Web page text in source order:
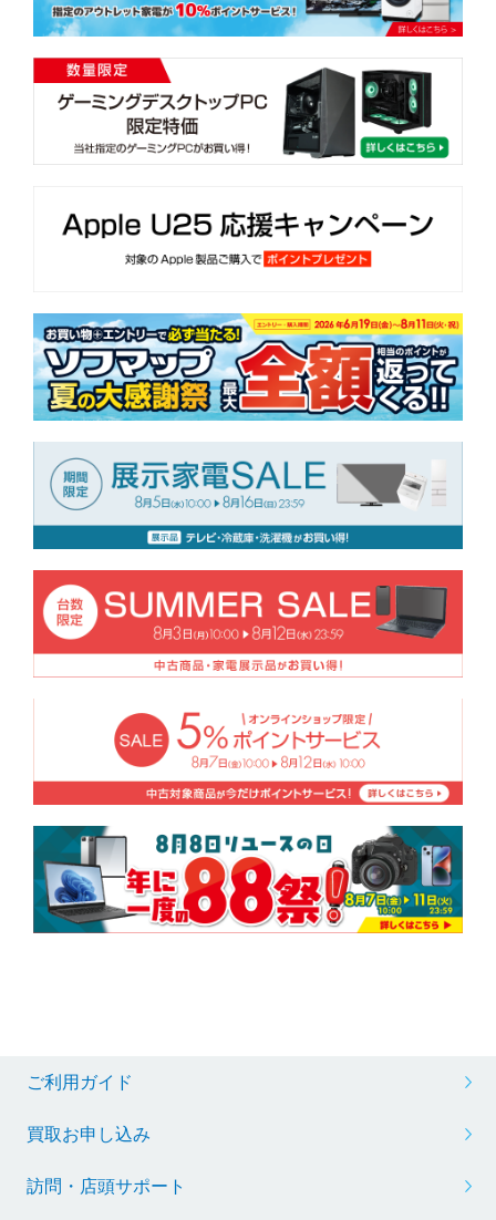
ご利用ガイド
買取お申し込み
訪問・店頭サポート